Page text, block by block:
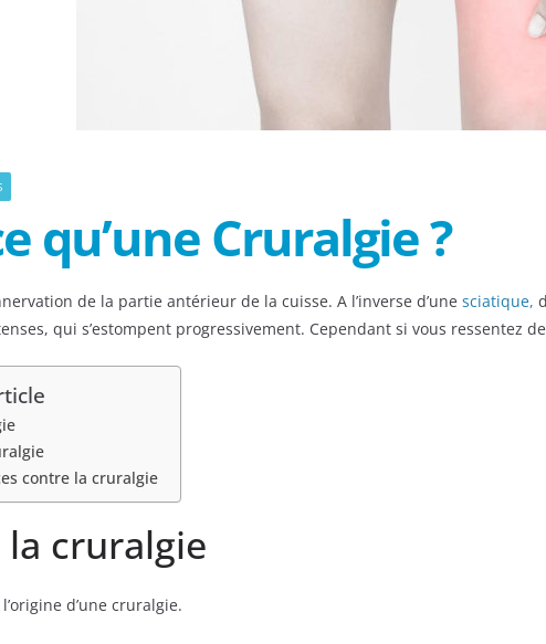
qu’une Cruralgie ?
de la partie antérieur de la cuisse. A l’inverse d’une sciatique,
qui s’estompent progressivement. Cependant si vous ressentez
contre la cruralgie
la cruralgie
d’une cruralgie.